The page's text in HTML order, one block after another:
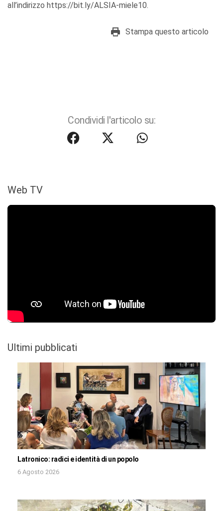
all’indirizzo https://bit.ly/ALSIA-miele10.
Stampa questo articolo
Condividi l'articolo su:
Web TV
Ultimi pubblicati
Latronico: radici e identità di un popolo
6 Agosto 2026